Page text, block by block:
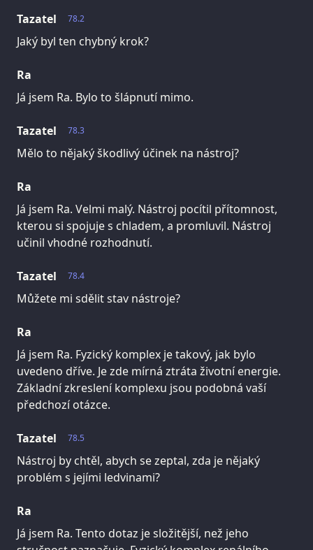
78.2
Tazatel
Jaký byl ten chybný krok?
Ra
Já jsem Ra. Bylo to šlápnutí mimo.
78.3
Tazatel
Mělo to nějaký škodlivý účinek na nástroj?
Ra
Já jsem Ra. Velmi malý. Nástroj pocítil přítomnost,
kterou si spojuje s chladem, a promluvil. Nástroj
učinil vhodné rozhodnutí.
78.4
Tazatel
Můžete mi sdělit stav nástroje?
Ra
Já jsem Ra. Fyzický komplex je takový, jak bylo
uvedeno dříve. Je zde mírná ztráta životní energie.
Základní zkreslení komplexu jsou podobná vaší
předchozí otázce.
78.5
Tazatel
Nástroj by chtěl, abych se zeptal, zda je nějaký
problém s jejími ledvinami?
Ra
Já jsem Ra. Tento dotaz je složitější, než jeho